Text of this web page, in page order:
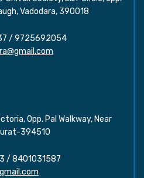
Vadodara, 390018
/ 9725692054
Opp. Pal Walkway, Near
394510
/ 8401031587